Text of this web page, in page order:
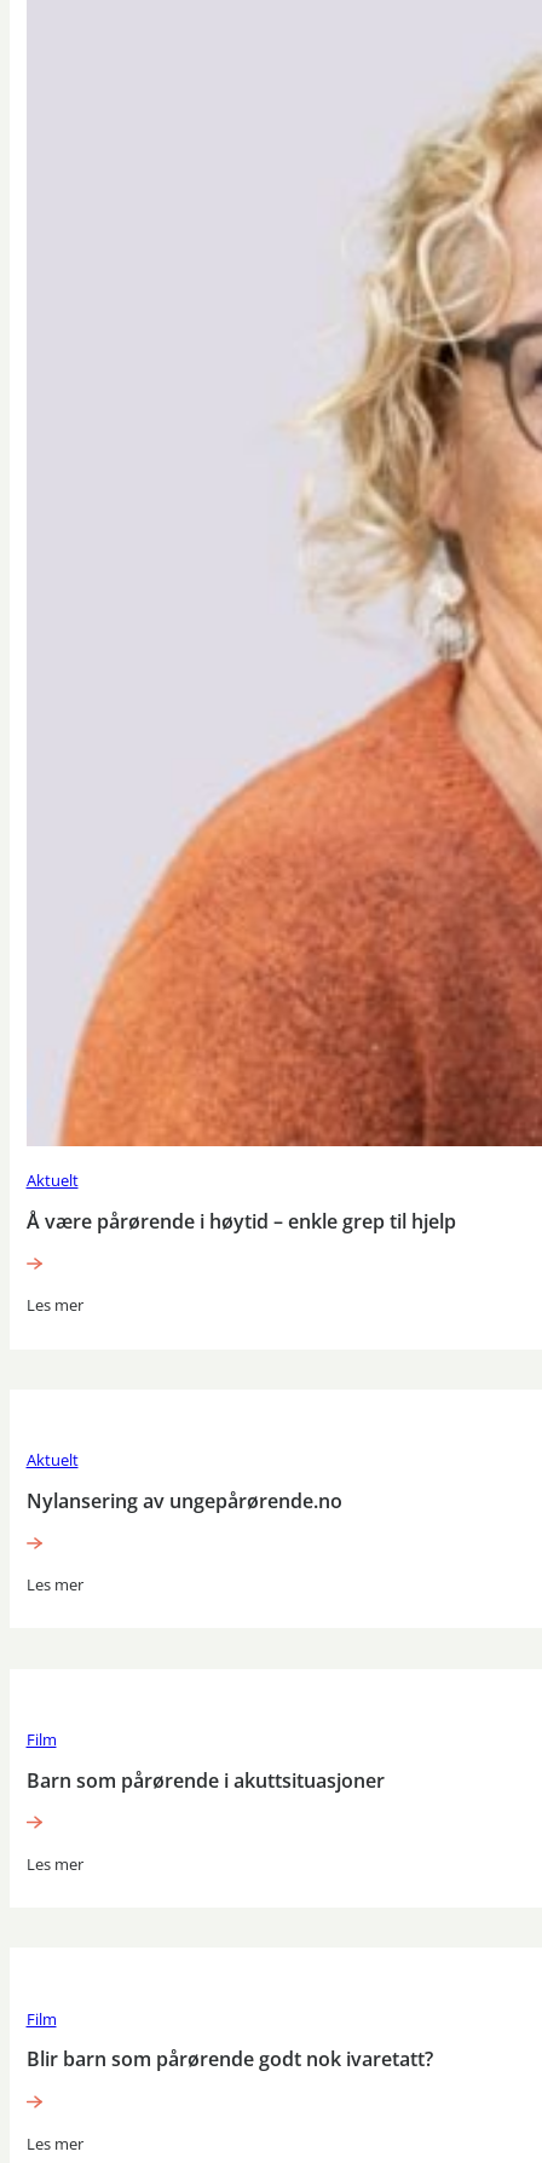
Aktuelt
Å være pårørende i høytid – enkle grep til hjelp
Les mer
Aktuelt
Nylansering av ungepårørende.no
Les mer
Film
Barn som pårørende i akuttsituasjoner
Les mer
Film
Blir barn som pårørende godt nok ivaretatt?
Les mer